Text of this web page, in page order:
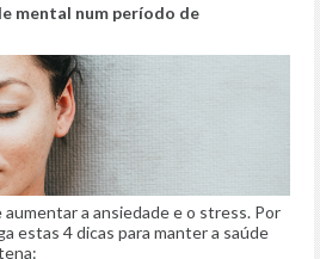
mental num período de
a ansiedade e o stress. Por
estas 4 dicas para manter a saúde